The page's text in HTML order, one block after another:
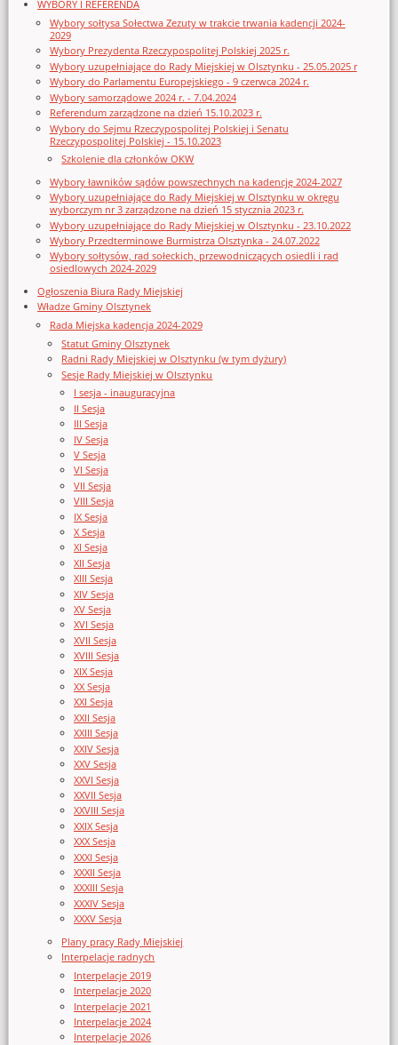
WYBORY I REFERENDA
Wybory sołtysa Sołectwa Zezuty w trakcie trwania kadencji 2024-
2029
Wybory Prezydenta Rzeczypospolitej Polskiej 2025 r.
Wybory uzupełniające do Rady Miejskiej w Olsztynku - 25.05.2025 r
Wybory do Parlamentu Europejskiego - 9 czerwca 2024 r.
Wybory samorządowe 2024 r. - 7.04.2024
Referendum zarządzone na dzień 15.10.2023 r.
Wybory do Sejmu Rzeczypospolitej Polskiej i Senatu
Rzeczypospolitej Polskiej - 15.10.2023
Szkolenie dla członków OKW
Wybory ławników sądów powszechnych na kadencję 2024-2027
Wybory uzupełniające do Rady Miejskiej w Olsztynku w okręgu
wyborczym nr 3 zarządzone na dzień 15 stycznia 2023 r.
Wybory uzupełniające do Rady Miejskiej w Olsztynku - 23.10.2022
Wybory Przedterminowe Burmistrza Olsztynka - 24.07.2022
Wybory sołtysów, rad sołeckich, przewodniczących osiedli i rad
osiedlowych 2024-2029
Ogłoszenia Biura Rady Miejskiej
Władze Gminy Olsztynek
Rada Miejska kadencja 2024-2029
Statut Gminy Olsztynek
Radni Rady Miejskiej w Olsztynku (w tym dyżury)
Sesje Rady Miejskiej w Olsztynku
I sesja - inauguracyjna
II Sesja
III Sesja
IV Sesja
V Sesja
VI Sesja
VII Sesja
VIII Sesja
IX Sesja
X Sesja
XI Sesja
XII Sesja
XIII Sesja
XIV Sesja
XV Sesja
XVI Sesja
XVII Sesja
XVIII Sesja
XIX Sesja
XX Sesja
XXI Sesja
XXII Sesja
XXIII Sesja
XXIV Sesja
XXV Sesja
XXVI Sesja
XXVII Sesja
XXVIII Sesja
XXIX Sesja
XXX Sesja
XXXI Sesja
XXXII Sesja
XXXIII Sesja
XXXIV Sesja
XXXV Sesja
Plany pracy Rady Miejskiej
Interpelacje radnych
Interpelacje 2019
Interpelacje 2020
Interpelacje 2021
Interpelacje 2024
Interpelacje 2026